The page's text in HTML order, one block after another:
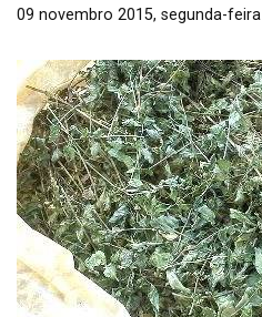
09 novembro 2015, segunda-feira